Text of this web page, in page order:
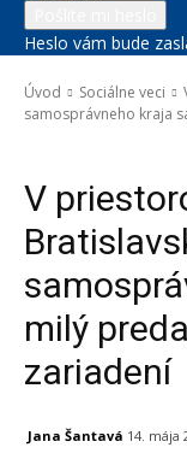
Heslo vám bude
Úvod Sociálne veci
samosprávneho kraja
V
milý
zariadení
Jana Šantavá 14. mája